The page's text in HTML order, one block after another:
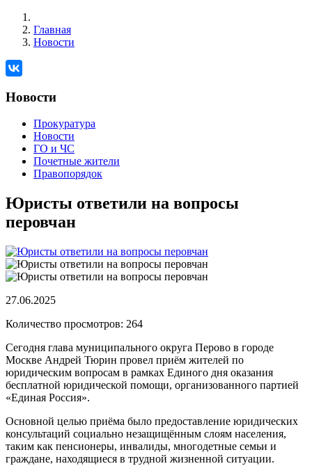
Главная
Новости
Новости
Прокуратура
Новости
ГО и ЧС
Почетные жители
Правопорядок
Юристы ответили на вопросы
перовчан
27.06.2025
Количество просмотров: 264
Сегодня глава муниципального округа Перово в городе
Москве Андрей Тюрин провел приём жителей по
юридическим вопросам в рамках Единого дня оказания
бесплатной юридической помощи, организованного партией
«Единая Россия».
Основной целью приёма было предоставление юридических
консультаций социально незащищённым слоям населения,
таким как пенсионеры, инвалиды, многодетные семьи и
граждане, находящиеся в трудной жизненной ситуации.